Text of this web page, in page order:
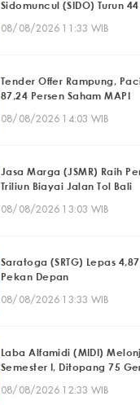
Sidomuncul (SIDO) Turun
08/08/2026 11:33 WIB
Tender Offer Rampung,
87,24 Persen Saham MAPI
08/08/2026 14:03 WIB
Jasa Marga (JSMR) Raih
Triliun Biayai Jalan Tol Bali
08/08/2026 13:03 WIB
Saratoga (SRTG) Lepas
Pekan Depan
08/08/2026 13:33 WIB
Laba Alfamidi (MIDI)
Semester I, Ditopang 75
08/08/2026 12:33 WIB